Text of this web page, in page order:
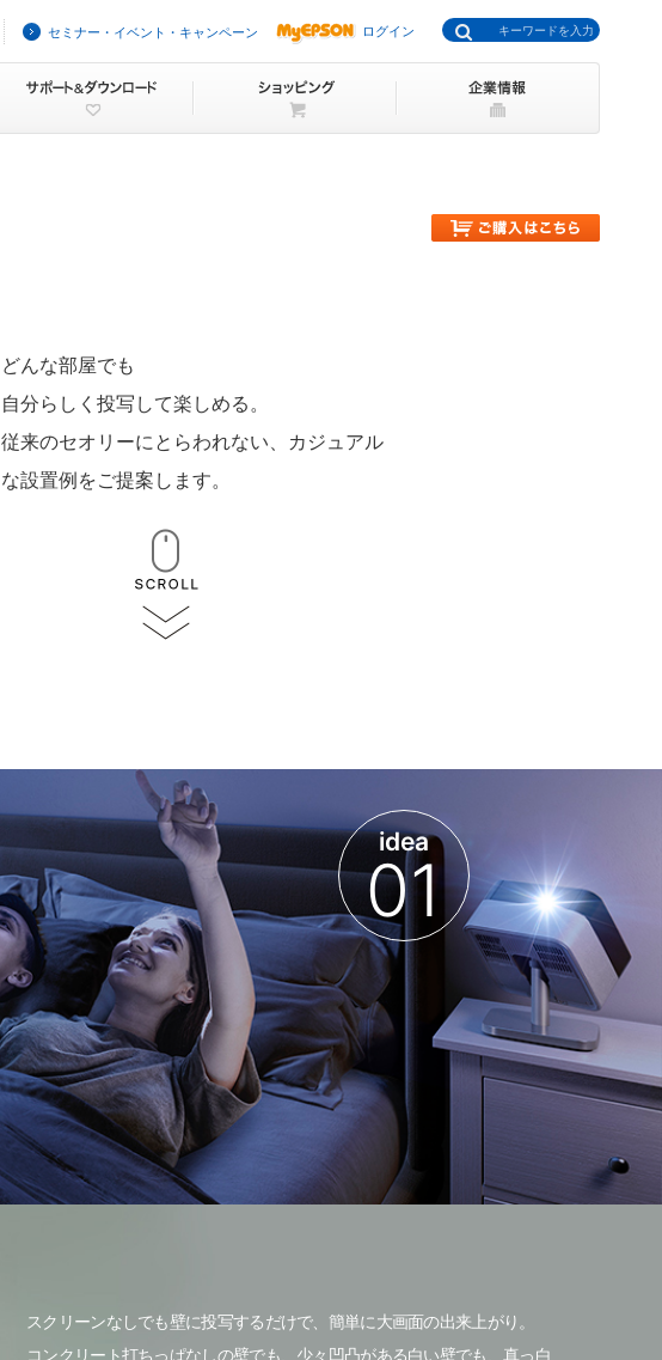
セミナー・イベント・キャンペーン ログイン
どんな部屋でも
自分らしく投写して楽しめる。
従来のセオリーにとらわれない、
カジュアル
な設置例をご提案します。
idea
01
スクリーンなしでも壁に投写するだけで、簡単に大画面の出来上がり。
コンクリート打ちっぱなしの壁でも、少々凹凸がある白い壁でも、真っ白